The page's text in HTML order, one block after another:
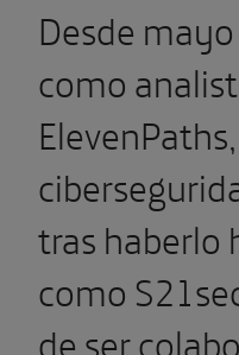
Desde
como
tras haberlo
como
de ser